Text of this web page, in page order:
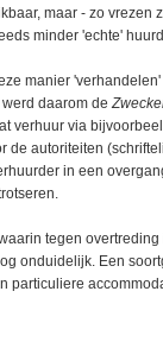
maar - zo vrezen
minder 'echte'
manier
werd daarom de
verhuur via
de autoriteiten
in een
tegen
onduidelijk. Een
particuliere